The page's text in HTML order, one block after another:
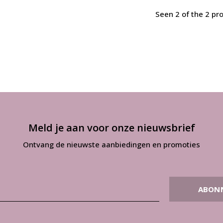
Seen 2 of the 2
Meld je aan voor onze nieuwsbrief
Ontvang de nieuwste aanbiedingen en promoties